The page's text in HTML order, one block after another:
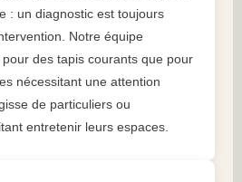
: un diagnostic est toujours
Notre équipe
des tapis courants que pour
nécessitant une attention
de particuliers ou
entretenir leurs espaces.